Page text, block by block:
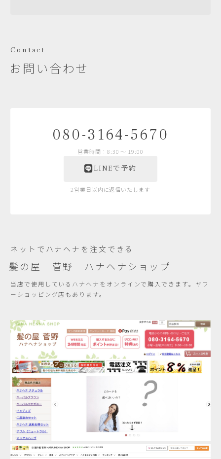
Contact
お問い合わせ
080-3164-5670
営業時間：8:30 〜 19:00
LINEで予約
2営業日以内に返信いたします
ネットでハナヘナを注文できる
髪の屋 菅野 ハナヘナショップ
当店で使用しているハナヘナをオンラインで購入できます。ヤフ
ーショッピング店もあります。